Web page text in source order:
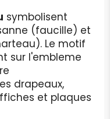
symbolisent
(faucille) et
Le motif
sur l'embleme
drapeaux,
et plaques